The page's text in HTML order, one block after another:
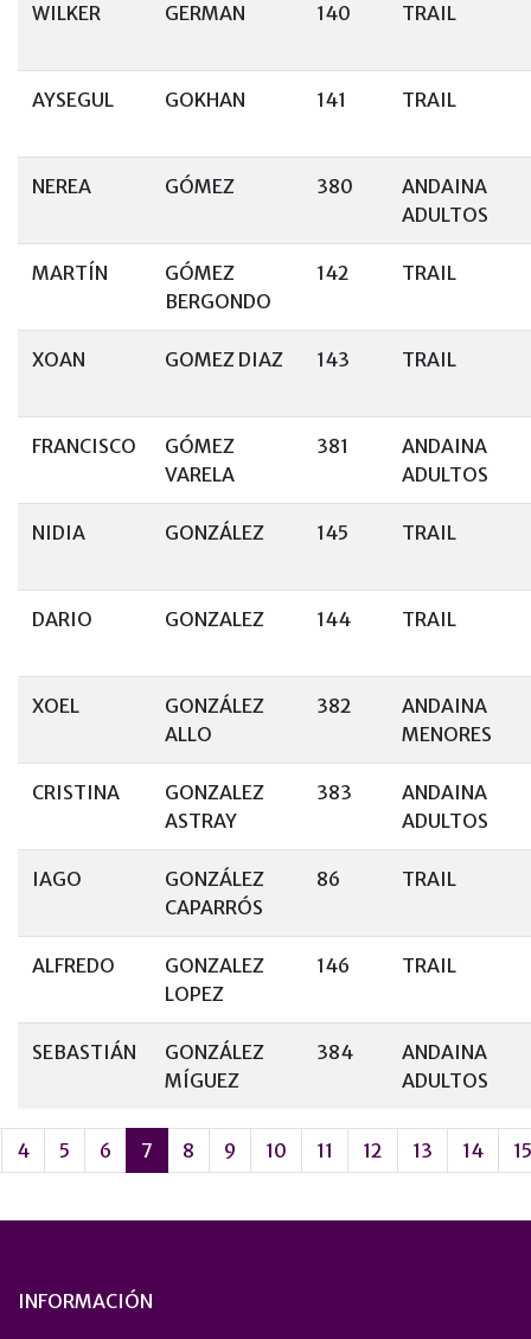
WILKER GERMAN 140 TRAIL
AYSEGUL GOKHAN 141 TRAIL
NEREA GÓMEZ 380
ANDAINA
ADULTOS
MARTÍN
GÓMEZ
BERGONDO
142 TRAIL
XOAN GOMEZ DIAZ 143 TRAIL
FRANCISCO
GÓMEZ
VARELA
381
ANDAINA
ADULTOS
NIDIA GONZÁLEZ 145 TRAIL
DARIO GONZALEZ 144 TRAIL
XOEL
GONZÁLEZ
ALLO
382
ANDAINA
MENORES
CRISTINA
GONZALEZ
ASTRAY
383
ANDAINA
ADULTOS
IAGO
GONZÁLEZ
CAPARRÓS
86 TRAIL
ALFREDO
GONZALEZ
LOPEZ
146 TRAIL
SEBASTIÁN
GONZÁLEZ
MÍGUEZ
384
ANDAINA
ADULTOS
4 5 6 7 8 9 10 11 12 13 14 15
INFORMACIÓN